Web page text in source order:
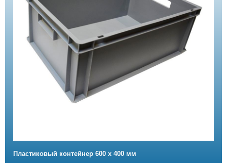
Пластиковый контейнер 600 x 400 мм